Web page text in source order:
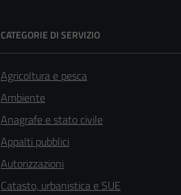
CATEGORIE DI SERVIZIO
Agricoltura e pesca
Ambiente
Anagrafe e stato civile
Appalti pubblici
Autorizzazioni
Catasto, urbanistica e SUE